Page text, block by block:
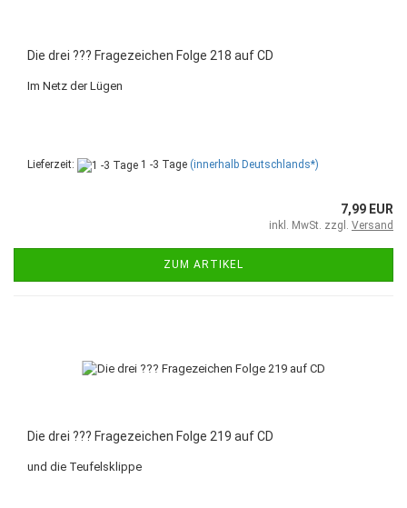
Die drei ??? Fragezeichen Folge 218 auf CD
Im Netz der Lügen
Lieferzeit: 1 -3 Tage (innerhalb Deutschlands*)
7,99 EUR
inkl. MwSt. zzgl. Versand
ZUM ARTIKEL
Die drei ??? Fragezeichen Folge 219 auf CD
und die Teufelsklippe